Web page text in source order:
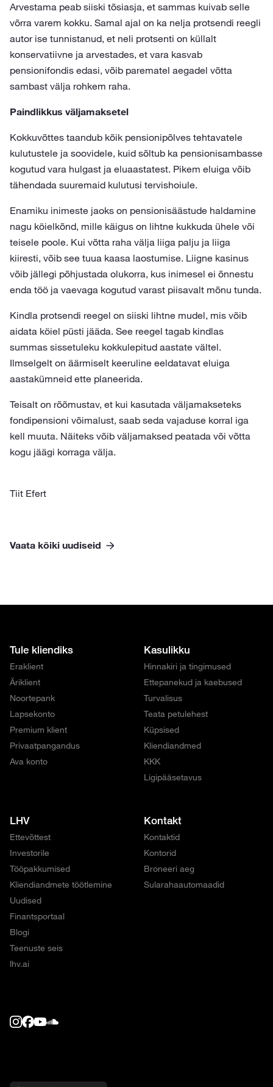
Arvestama peab siiski tõsiasja, et sammas kuivab selle
võrra varem kokku. Samal ajal on ka nelja protsendi reegli
autor ise tunnistanud, et neli protsenti on küllalt
konservatiivne ja arvestades, et vara kasvab
pensionifondis edasi, võib parematel aegadel võtta
sambast välja rohkem raha.
Paindlikkus väljamaksetel
Kokkuvõttes taandub kõik pensionipõlves tehtavatele
kulutustele ja soovidele, kuid sõltub ka pensionisambasse
kogutud vara hulgast ja eluaastatest. Pikem eluiga võib
tähendada suuremaid kulutusi tervishoiule.
Enamiku inimeste jaoks on pensionisäästude haldamine
nagu köielkõnd, mille käigus on lihtne kukkuda ühele või
teisele poole. Kui võtta raha välja liiga palju ja liiga
kiiresti, võib see tuua kaasa laostumise. Liigne kasinus
võib jällegi põhjustada olukorra, kus inimesel ei õnnestu
enda töö ja vaevaga kogutud varast piisavalt mõnu tunda.
Kindla protsendi reegel on siiski lihtne mudel, mis võib
aidata köiel püsti jääda. See reegel tagab kindlas
summas sissetuleku kokkulepitud aastate vältel.
Ilmselgelt on äärmiselt keeruline eeldatavat eluiga
aastakümneid ette planeerida.
Teisalt on rõõmustav, et kui kasutada väljamakseteks
fondipensioni võimalust, saab seda vajaduse korral iga
kell muuta. Näiteks võib väljamaksed peatada või võtta
kogu jäägi korraga välja.
Tiit Efert
Vaata kõiki uudiseid
Tule kliendiks
Eraklient
Äriklient
Noortepank
Lapsekonto
Premium klient
Privaatpangandus
Ava konto
Kasulikku
Hinnakiri ja tingimused
Ettepanekud ja kaebused
Turvalisus
Teata petulehest
Küpsised
Kliendiandmed
KKK
Ligipääsetavus
LHV
Ettevõttest
Investorile
Tööpakkumised
Kliendiandmete töötlemine
Uudised
Finantsportaal
Blogi
Teenuste seis
lhv.ai
Kontakt
Kontaktid
Kontorid
Broneeri aeg
Sularahaautomaadid